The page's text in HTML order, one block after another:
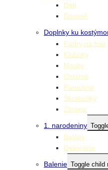
Deti
Dospelí
Doplnky ku
Farby na tvár
Klobúky
Masky
Ostatné
Parochne
Škrabošky
Zbrane
1. narodeniny
Balóny
Dekorácie
Balenie Toggle child